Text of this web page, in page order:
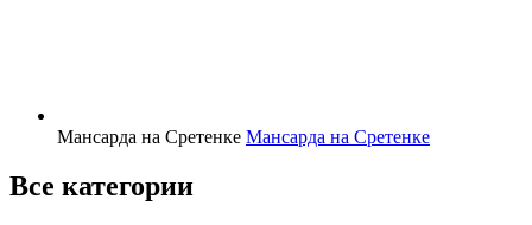
Мансарда на Сретенке Мансарда на Сретенке
Все категории